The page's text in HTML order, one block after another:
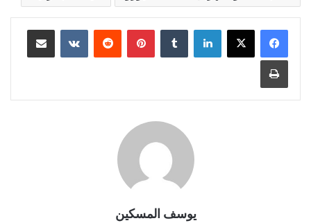
لينكدإن بينتيريست مشاركة عبر البريد
طباعة
يوسف المسكين